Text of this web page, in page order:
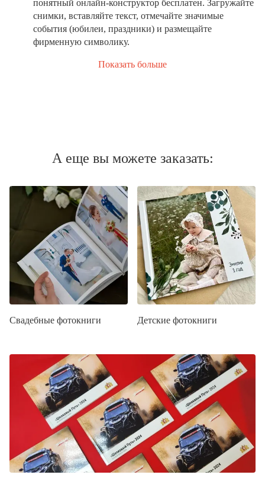
понятный онлайн-конструктор бесплатен. Загружайте
снимки, вставляйте текст, отмечайте значимые
события (юбилеи, праздники) и размещайте
фирменную символику.
Показать больше
А еще вы можете заказать:
Свадебные фотокниги Детские фотокниги